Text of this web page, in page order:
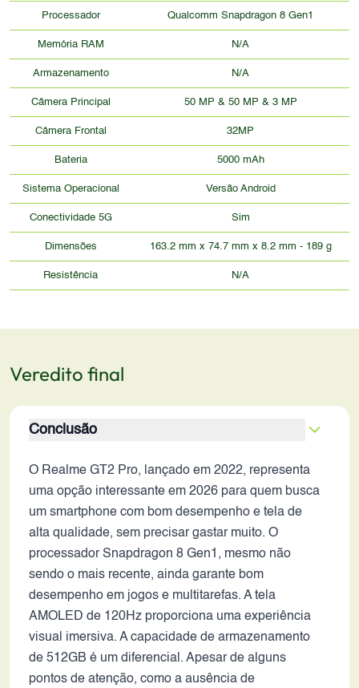
Processador Qualcomm Snapdragon 8 Gen1
Memória RAM N/A
Armazenamento N/A
Câmera Principal 50 MP & 50 MP & 3 MP
Câmera Frontal 32MP
Bateria 5000 mAh
Sistema Operacional Versão Android
Conectividade 5G Sim
Dimensões 163.2 mm x 74.7 mm x 8.2 mm - 189 g
Resistência N/A
Veredito final
Conclusão
O Realme GT2 Pro, lançado em 2022, representa
uma opção interessante em 2026 para quem busca
um smartphone com bom desempenho e tela de
alta qualidade, sem precisar gastar muito. O
processador Snapdragon 8 Gen1, mesmo não
sendo o mais recente, ainda garante bom
desempenho em jogos e multitarefas. A tela
AMOLED de 120Hz proporciona uma experiência
visual imersiva. A capacidade de armazenamento
de 512GB é um diferencial. Apesar de alguns
pontos de atenção, como a ausência de